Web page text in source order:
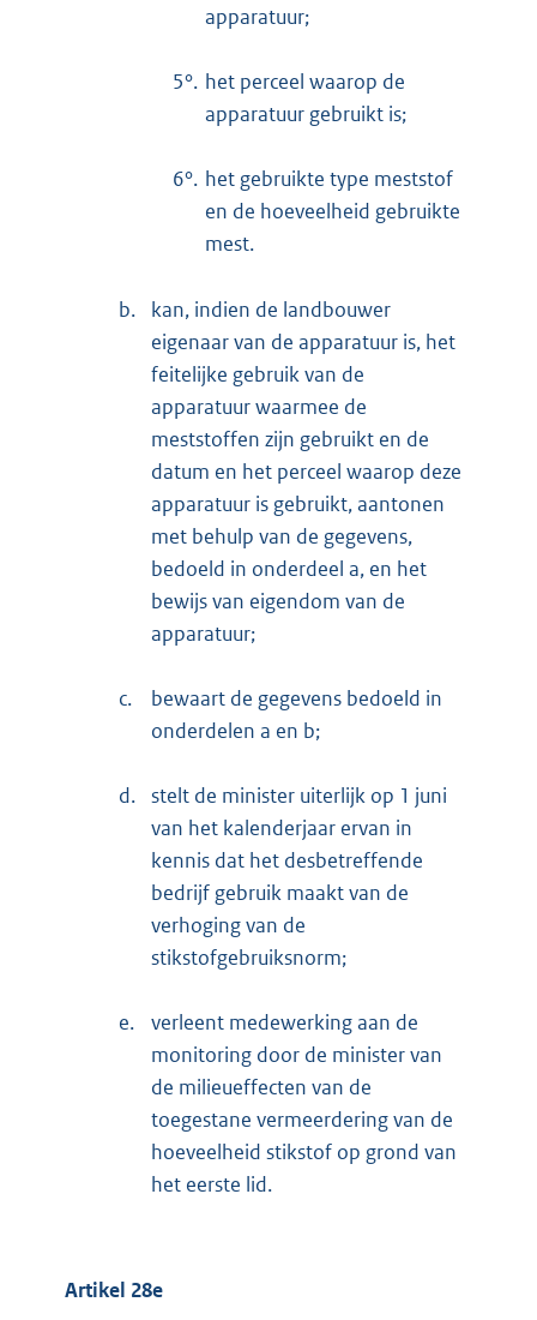
apparatuur;
5°. het perceel waarop de
apparatuur gebruikt is;
6°. het gebruikte type meststof
en de hoeveelheid gebruikte
mest.
b.
kan, indien de landbouwer
eigenaar van de apparatuur is, het
feitelijke gebruik van de
apparatuur waarmee de
meststoffen zijn gebruikt en de
datum en het perceel waarop deze
apparatuur is gebruikt, aantonen
met behulp van de gegevens,
bedoeld in onderdeel a, en het
bewijs van eigendom van de
apparatuur;
c.
bewaart de gegevens bedoeld in
onderdelen a en b;
d. stelt de minister uiterlijk op 1 juni
van het kalenderjaar ervan in
kennis dat het desbetreffende
bedrijf gebruik maakt van de
verhoging van de
stikstofgebruiksnorm;
e.
verleent medewerking aan de
monitoring door de minister van
de milieueffecten van de
toegestane vermeerdering van de
hoeveelheid stikstof op grond van
het eerste lid.
Artikel 28e